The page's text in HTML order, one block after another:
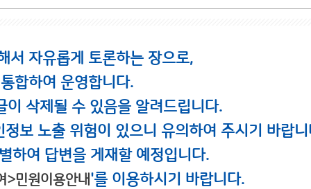
서 자유롭게 토론하는 장으로,
합하여 운영합니다.
삭제될 수 있음을 알려드립니다.
보 노출 위험이 있으니 유의하여 주시기 바랍니
하여 답변을 게재할 예정입니다.
>민원이용안내'를 이용하시기 바랍니다.